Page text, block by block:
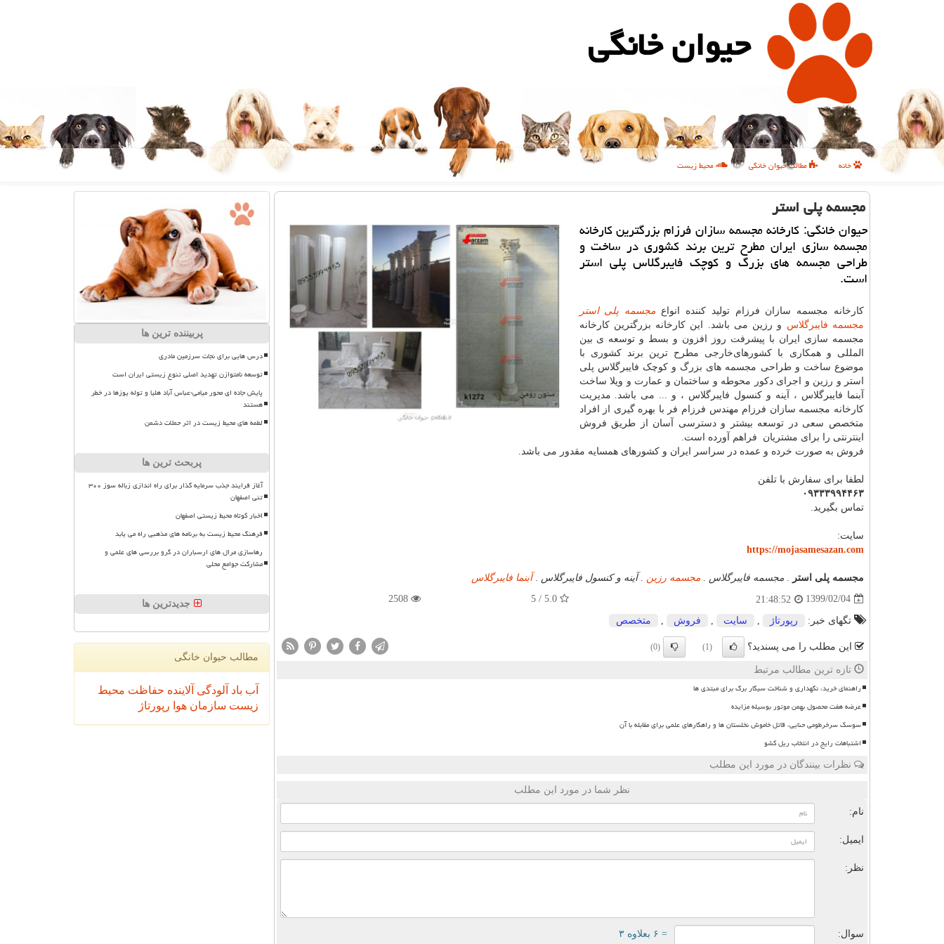
حیوان خانگی
خانه مطالب حیوان خانگی محیط زیست
مجسمه پلی استر
حیوان خانگی: كارخانه مجسمه سازان فرزام بزرگترین كارخانه
مجسمه سازی ایران مطرح ترین برند كشوری در ساخت و
طراحی مجسمه های بزرگ و كوچك فایبرگلاس پلی استر
است.
کارخانه مجسمه سازان فرزام تولید کننده انواع مجسمه پلی استر
مجسمه فایبرگلاس و رزین می باشد. این کارخانه بزرگترین کارخانه
مجسمه سازی ایران با پیشرفت روز افزون و بسط و توسعه ی بین
المللی و همکاری با کشورهای‌خارجی‌ مطرح ترین برند کشوری با
موضوع ساخت و طراحی مجسمه های بزرگ و کوچک فایبرگلاس پلی
استر و رزین و اجرای دکور محوطه و ساختمان و عمارت و ویلا ساخت
آبنما فایبرگلاس ، آینه و کنسول فایبرگلاس ، و ... می باشد. مدیریت
کارخانه مجسمه سازان فرزام مهندس فرزام فر با بهره گیری از افراد
متخصص سعی در توسعه بیشتر و دسترسی آسان از طریق فروش
اینترنتی را برای مشتریان فراهم آورده است.
فروش به صورت خرده و عمده در سراسر ایران و کشورهای همسایه مقدور می باشد.
لطفا برای سفارش با تلفن
۰۹۳۳۳۹۹۴۴۶۳
تماس بگیرید.
سایت:
https://mojasamesazan.com
مجسمه پلی استر . مجسمه فایبرگلاس . مجسمه رزین .آینه و کنسول فایبرگلاس .آبنما فایبرگلاس
1399/02/04
21:48:52
5.0 / 5
2508
تگهای خبر: رپورتاژ سایت فروش متخصص
این مطلب را می پسندید؟ (1)
(0)
تازه ترین مطالب مرتبط
راهنمای خرید، نگهداری و شناخت سیگار برگ برای مبتدی ها
عرضه هفت محصول بهمن موتور بوسیله مزایده
سوسک سرخرطومی حنایی، قاتل خاموش نخلستان ها و راهکارهای علمی برای مقابله با آن
اشتباهات رایج در انتخاب ریل کشو
نظرات بینندگان در مورد این مطلب
نظر شما در مورد این مطلب
نام:
ایمیل:
نظر:
سوال: = ۶ بعلاوه ۳
پربیننده ترین ها
درس هایی برای نجات سرزمین مادری
توسعه نامتوازن تهدید اصلی تنوع زیستی ایران است
پایش جاده ای محور میامی-عباس آباد هلیا و توله یوزها در خطر
هستند
لطمه های محیط زیست در اثر حملات دشمن
پربحث ترین ها
آغاز فرایند جذب سرمایه گذار برای راه اندازی زباله سوز ۳۰۰
تنی اصفهان
اخبار کوتاه محیط زیستی اصفهان
فرهنگ محیط زیست به برنامه های مذهبی راه می یابد
رهاسازی مرال های ارسباران در گرو بررسی های علمی و
مشارکت جوامع محلی
جدیدترین ها
مطالب حیوان خانگی
آب باد آلودگی آلاینده حفاظت محیط
زیست سازمان هوا رپورتاژ